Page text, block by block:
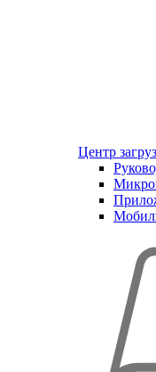
Центр